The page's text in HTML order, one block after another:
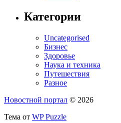
Категории
Uncategorised
Бизнес
Здоровье
Наука и техника
Путешествия
Разное
Новостной портал © 2026
Тема от WP Puzzle